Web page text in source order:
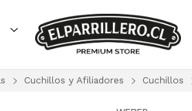
Cuchillos y Afiliadores Cuchillos